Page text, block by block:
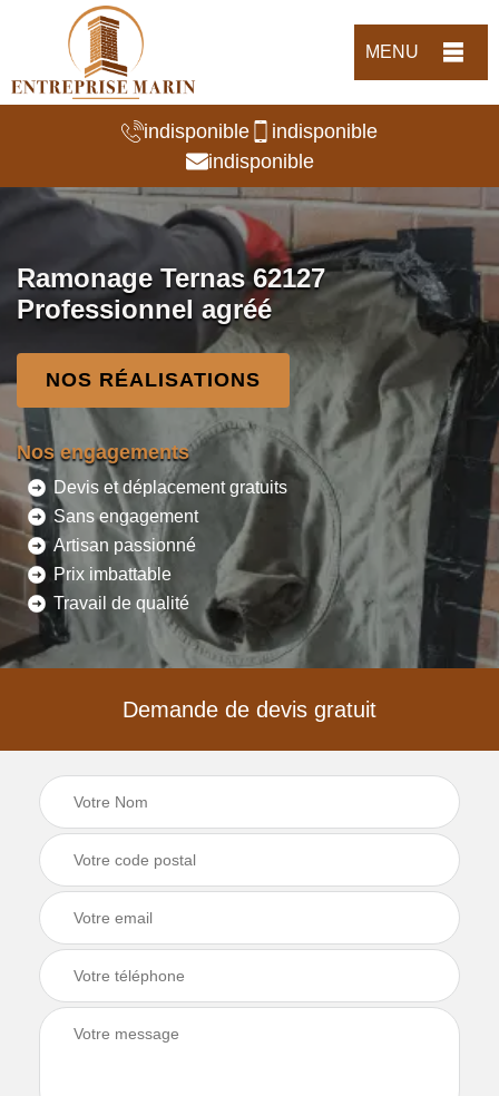
MENU
indisponible
indisponible
indisponible
Ramonage Ternas 62127
Professionnel agréé
NOS RÉALISATIONS
Nos engagements
Devis et déplacement gratuits
Sans engagement
Artisan passionné
Prix imbattable
Travail de qualité
Demande de devis gratuit